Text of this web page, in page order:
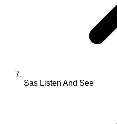
Sas Listen And See